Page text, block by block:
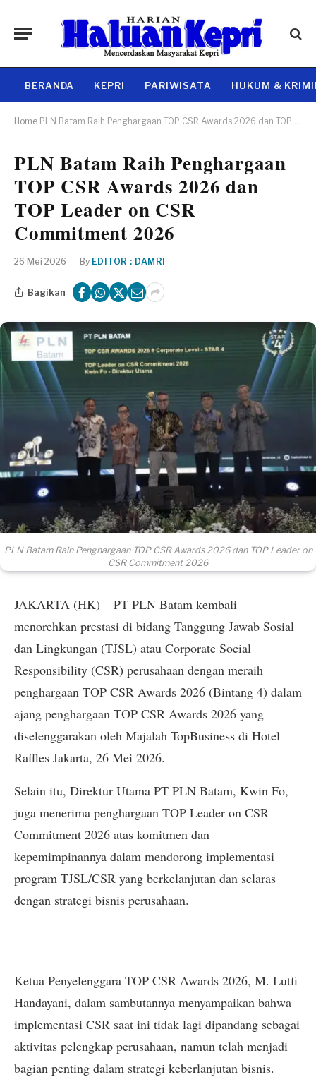
BERANDA KEPRI PARIWISATA HUKUM &
Home PLN Batam Raih Penghargaan TOP CSR Awards 2026 dan TOP Leader on CSR Commitment 2026
PLN Batam Raih Penghargaan
TOP CSR Awards 2026 dan
TOP Leader on CSR
Commitment 2026
26 Mei 2026 By EDITOR : DAMRI
Bagikan
PLN Batam Raih Penghargaan TOP CSR Awards 2026 dan TOP Leader on
CSR Commitment 2026
JAKARTA (HK) – PT PLN Batam kembali
menorehkan prestasi di bidang Tanggung Jawab Sosial
dan Lingkungan (TJSL) atau Corporate Social
Responsibility (CSR) perusahaan dengan meraih
penghargaan TOP CSR Awards 2026 (Bintang 4) dalam
ajang penghargaan TOP CSR Awards 2026 yang
diselenggarakan oleh Majalah TopBusiness di Hotel
Raffles Jakarta, 26 Mei 2026.
Selain itu, Direktur Utama PT PLN Batam, Kwin Fo,
juga menerima penghargaan TOP Leader on CSR
Commitment 2026 atas komitmen dan
kepemimpinannya dalam mendorong implementasi
program TJSL/CSR yang berkelanjutan dan selaras
dengan strategi bisnis perusahaan.
Ketua Penyelenggara TOP CSR Awards 2026, M. Lutfi
Handayani, dalam sambutannya menyampaikan bahwa
implementasi CSR saat ini tidak lagi dipandang sebagai
aktivitas pelengkap perusahaan, namun telah menjadi
bagian penting dalam strategi keberlanjutan bisnis.